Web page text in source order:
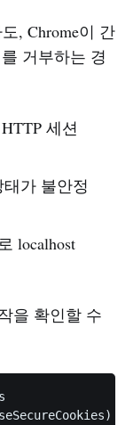
, Chrome이 간
거부하는 경
세션
가 불안정
localhost
을 확인할 수
{